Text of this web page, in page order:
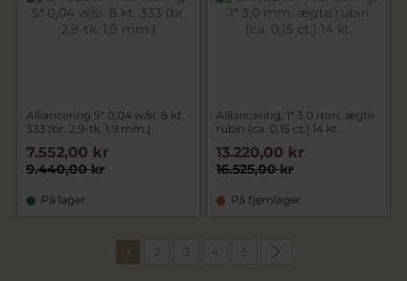
Alliancering 5* 0,04 w/si. 8 kt.
333 (br. 2,9-tk. 1,9 mm.)
9.440,00 kr
7.552,00 kr
På lager
Alliancering, 1* 3,0 mm. ægte
rubin (ca. 0,15 ct.) 14 kt.
16.525,00 kr
13.220,00 kr
På fjernlager
1 2 3 4 5